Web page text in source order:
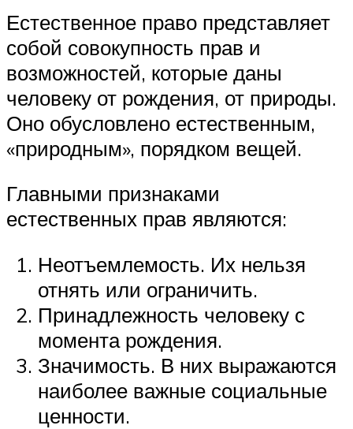
Естественное право представляет
собой совокупность прав и
возможностей, которые даны
человеку от рождения, от природы.
Оно обусловлено естественным,
«природным», порядком вещей.
Главными признаками
естественных прав являются:
Неотъемлемость. Их нельзя
отнять или ограничить.
Принадлежность человеку с
момента рождения.
Значимость. В них выражаются
наиболее важные социальные
ценности.